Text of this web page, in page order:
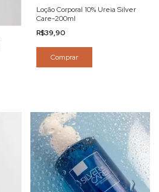
Loção Corporal 10% Ureia Silver
Care-200ml
R$39,90
Comprar